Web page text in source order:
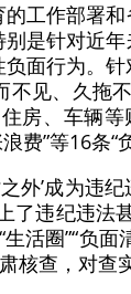
工作部署
是针对近
面行为。
见、久拖
房、车辆
费”等16条“
外’成为违
违纪违法
活圈”“负
核查，对查